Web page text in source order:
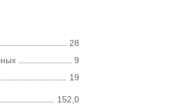
28
9
19
152,0